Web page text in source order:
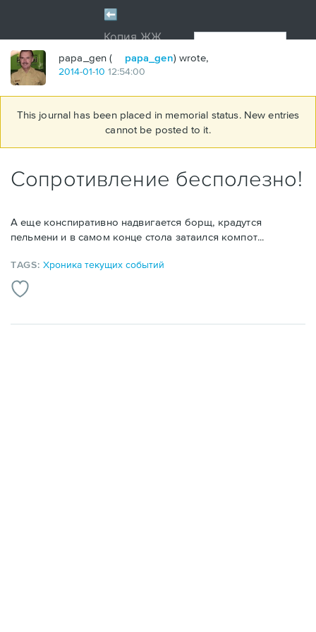
papa_gen ( papa_gen) wrote,
2014-01-10 12:54:00
This journal has been placed in memorial status. New entries
cannot be posted to it.
Сопротивление бесполезно!
А еще конспиративно надвигается борщ, крадутся
пельмени и в самом конце стола затаился компот...
TAGS:Хроника текущих событий